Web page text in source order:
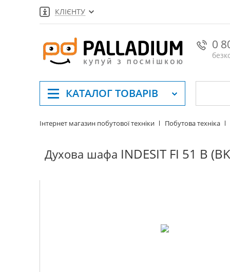
КЛІЄНТУ
0
КАТАЛОГТОВАРІВ
Інтернет магазин побутової техніки Побутова техніка
Духова шафа INDESIT FI 51 B